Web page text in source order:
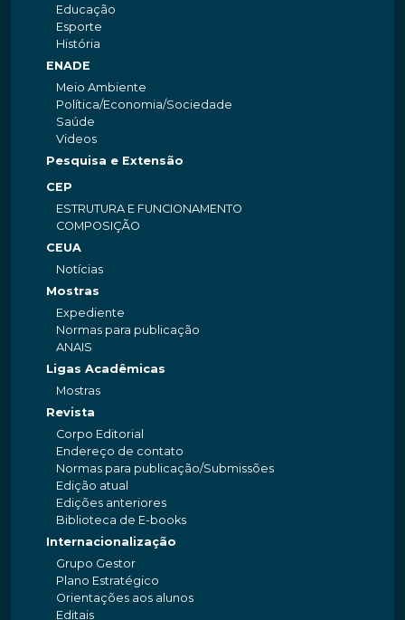
Educação
Esporte
História
ENADE
Meio Ambiente
Política/Economia/Sociedade
Saúde
Videos
Pesquisa e Extensão
CEP
ESTRUTURA E FUNCIONAMENTO
COMPOSIÇÃO
CEUA
Notícias
Mostras
Expediente
Normas para publicação
ANAIS
Ligas Acadêmicas
Mostras
Revista
Corpo Editorial
Endereço de contato
Normas para publicação/Submissões
Edição atual
Edições anteriores
Biblioteca de E-books
Internacionalização
Grupo Gestor
Plano Estratégico
Orientações aos alunos
Editais